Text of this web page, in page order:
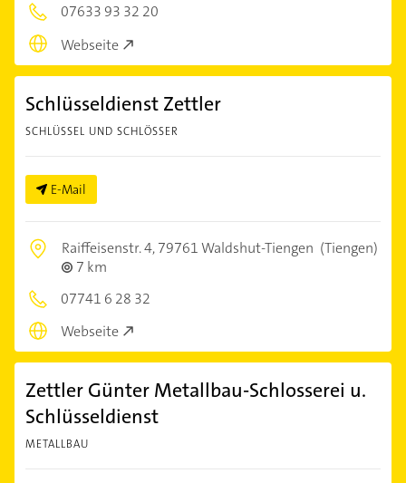
07633 93 32 20
Webseite
Schlüsseldienst Zettler
SCHLÜSSEL UND SCHLÖSSER
E-Mail
Raiffeisenstr. 4,79761 Waldshut-Tiengen (Tiengen)
7 km
07741 6 28 32
Webseite
Zettler Günter Metallbau-Schlosserei u.
Schlüsseldienst
METALLBAU